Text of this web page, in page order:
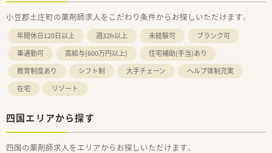
小豆郡土庄町の薬剤師求人をこだわり条件からお探しいただけます。
年間休日120日以上 週32h以上 未経験可
ブランク可
車通勤可
高給与(600万円以上)
住宅補助(手当)あり
教育制度あり
シフト制 大手チェーン
ヘルプ体制充実
在宅
リゾート
四国エリアから探す
四国の薬剤師求人をエリアからお探しいただけます。